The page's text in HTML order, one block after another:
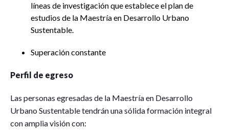
líneas de investigación que establece el plan de
estudios de la Maestría en Desarrollo Urbano
Sustentable.
Superación constante
Perfil de egreso
Las personas egresadas de la Maestría en Desarrollo
Urbano Sustentable tendrán una sólida formación integral
con amplia visión con: